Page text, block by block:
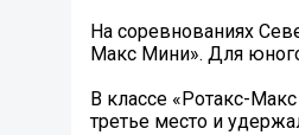
На соревнованиях
Макс Мини». Для
В классе «Ротакс-
третье место и